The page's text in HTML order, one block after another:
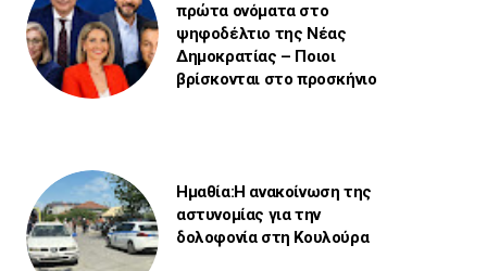
πρώτα ονόματα στο
ψηφοδέλτιο της Νέας
Δημοκρατίας – Ποιοι
βρίσκονται στο προσκήνιο
Ημαθία:Η ανακοίνωση της
αστυνομίας για την
δολοφονία στη Κουλούρα